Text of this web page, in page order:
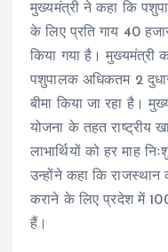
मुख्यमंत्री ने कहा कि
के लिए प्रति गाय 40
किया गया है। मुख्यमंत्री
पशुपालक अधिकतम 2
बीमा किया जा रहा है।
योजना के तहत राष्ट्रीय
लाभार्थियों को हर माह
उन्होंने कहा कि राजस्थान
कराने के लिए प्रदेश में
हैं।